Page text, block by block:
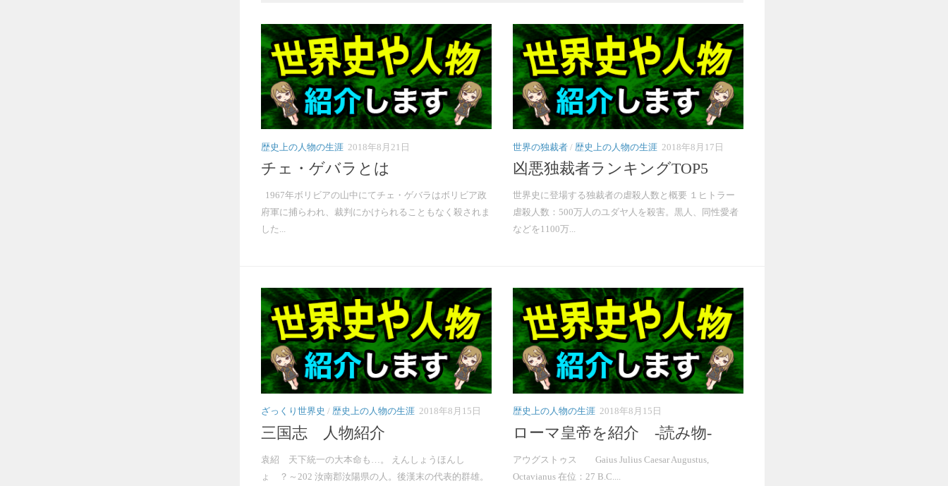
歴史上の人物の生涯 2018年8月21日
チェ・ゲバラとは
1967年ボリビアの山中にてチェ・ゲバラはボリビア政
府軍に捕らわれ、裁判にかけられることもなく殺されま
した...
世界の独裁者 / 歴史上の人物の生涯 2018年8月17日
凶悪独裁者ランキングTOP5
世界史に登場する独裁者の虐殺人数と概要 １ヒトラー
虐殺人数：500万人のユダヤ人を殺害。黒人、同性愛者
などを1100万...
ざっくり世界史 / 歴史上の人物の生涯 2018年8月15日
三国志 人物紹介
袁紹 天下統一の大本命も…。 えんしょうほんし
ょ ？～202 汝南郡汝陽県の人。後漢末の代表的群雄。
歴史上の人物の生涯 2018年8月15日
ローマ皇帝を紹介 -読み物-
アウグストゥス Gaius Julius Caesar Augustus,
Octavianus 在位：27 B.C....